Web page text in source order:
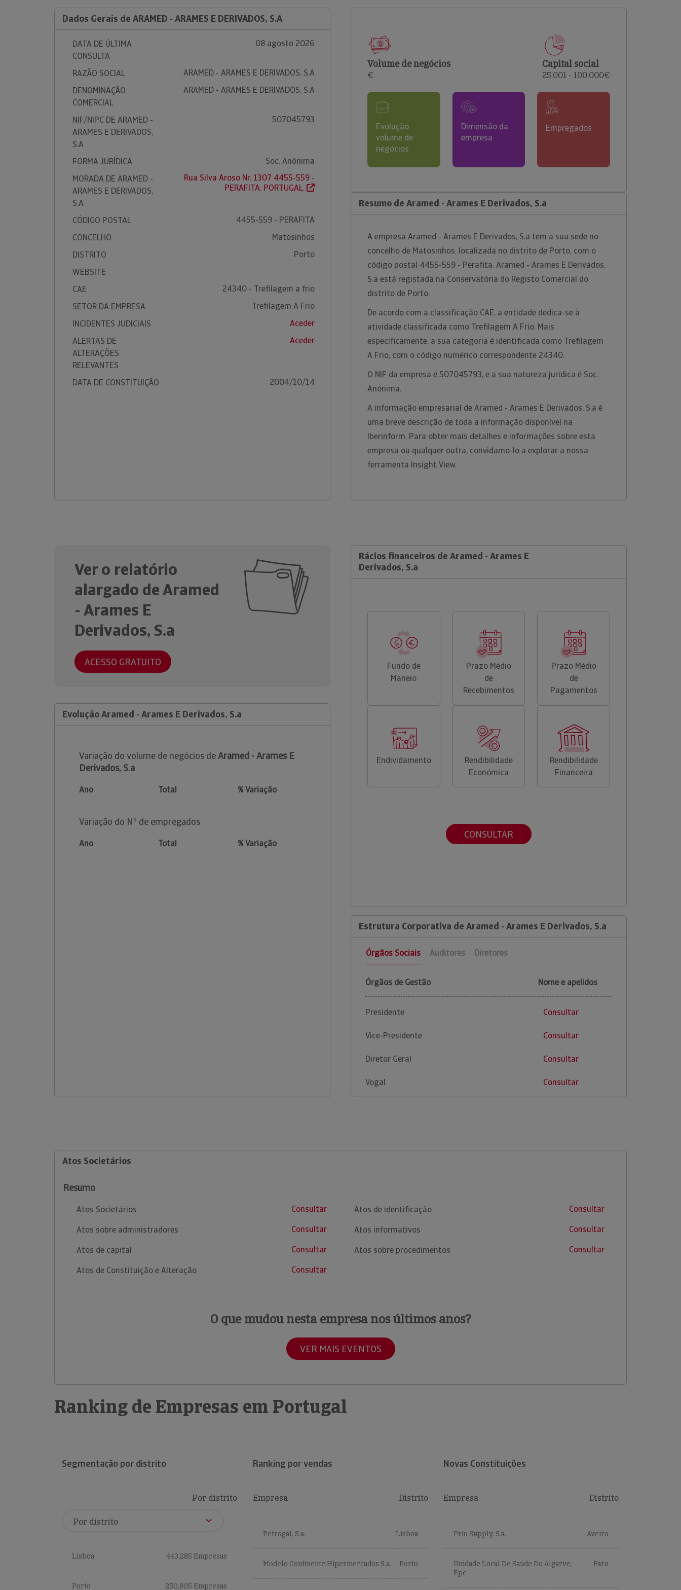
comerciais e analisar o risco de incumprimento dos
Dados Gerais de ARAMED - ARAMES E DERIVADOS, S.A
DATA DE ÚLTIMA
CONSULTA
08 agosto 2026
RAZÃO SOCIAL
ARAMED - ARAMES E DERIVADOS, S.A
DENOMINAÇÃO
COMERCIAL
ARAMED - ARAMES E DERIVADOS, S.A
NIF/NIPC DE ARAMED -
ARAMES E DERIVADOS,
S.A
507045793
FORMA JURÍDICA
Soc. Anónima
MORADA DE ARAMED -
ARAMES E DERIVADOS,
S.A
Rua Silva Aroso Nr. 1307 4455-559 -
PERAFITA. PORTUGAL.
CÓDIGO POSTAL
4455-559 - PERAFITA
CONCELHO
Matosinhos
DISTRITO
Porto
WEBSITE
CAE
24340 - Trefilagem a frio
SETOR DA EMPRESA
Trefilagem A Frio
INCIDENTES JUDICIAIS
Aceder
ALERTAS DE
ALTERAÇÕES
RELEVANTES
Aceder
DATA DE CONSTITUIÇÃO 2004/10/14
Volume de negócios
€
Capital social
25.001 - 100.000€
Evolução
volume de
negócios
Dimensão da
empresa
Empregados
Resumo de Aramed - Arames E Derivados, S.a
A empresa Aramed - Arames E Derivados, S.a tem a sua sede no
concelho de Matosinhos, localizada no distrito de Porto, com o
código postal 4455-559 - Perafita. Aramed - Arames E Derivados,
S.a está registada na Conservatória do Registo Comercial do
distrito de Porto.
De acordo com a classificação CAE, a entidade dedica-se à
atividade classificada como Trefilagem A Frio. Mais
especificamente, a sua categoria é identificada como Trefilagem
A Frio, com o código numérico correspondente 24340.
O NIF da empresa é 507045793, e a sua natureza jurídica é Soc.
Anónima.
A informação empresarial de Aramed - Arames E Derivados, S.a é
uma breve descrição de toda a informação disponível na
Iberinform. Para obter mais detalhes e informações sobre esta
empresa ou qualquer outra, convidamo-lo a explorar a nossa
ferramenta Insight View.
Ver o relatório
alargado de Aramed
- Arames E
Derivados, S.a
ACESSO GRATUITO
Evolução Aramed - Arames E Derivados, S.a
Variação do volume de negócios deAramed - Arames E
Derivados, S.a
Ano Total % Variação
Variação do Nº de empregados
Ano Total % Variação
Rácios financeiros de Aramed - Arames E
Derivados, S.a
Fundo de
Maneio
Prazo Médio
de
Recebimentos
Prazo Médio
de
Pagamentos
Endividamento
Rendibilidade
Económica
Rendibilidade
Financeira
CONSULTAR
Estrutura Corporativa de Aramed - Arames E Derivados, S.a
Órgãos Sociais Auditores Diretores
Órgãos de Gestão Nome e apelidos
Presidente Consultar
Vice-Presidente Consultar
Diretor Geral Consultar
Vogal Consultar
Atos Societários
Resumo
Atos Societários
Consultar
Atos sobre administradores
Consultar
Atos de capital
Consultar
Atos de Constituição e Alteração
Consultar
Atos de identificação
Consultar
Atos informativos
Consultar
Atos sobre procedimentos
Consultar
O que mudou nesta empresa nos últimos anos?
VER MAIS EVENTOS
Ranking de Empresas em Portugal
Segmentação por distrito
Por distrito
Lisboa 443,285 Empresas
Porto 250,805 Empresas
Ranking por vendas
Empresa Distrito
Petrogal, S.a. Lisboa
Modelo Continente Hipermercados S.a. Porto
Novas Constituições
Empresa Distrito
Prio Supply, S.a. Aveiro
Unidade Local De Saúde Do Algarve,
Epe
Faro